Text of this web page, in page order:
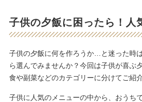
子供の夕飯に困ったら！人
子供の夕飯に何を作ろうか…と迷った時
ら選んでみませんか？今回は子供が喜ぶ
食や副菜などのカテゴリーに分けてご紹
子供に人気のメニューの中から、おうち